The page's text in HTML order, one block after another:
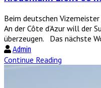
Beim deutschen
An der Côte d’Azur will der
überzeugen. Das nächste
Admin
Continue Reading